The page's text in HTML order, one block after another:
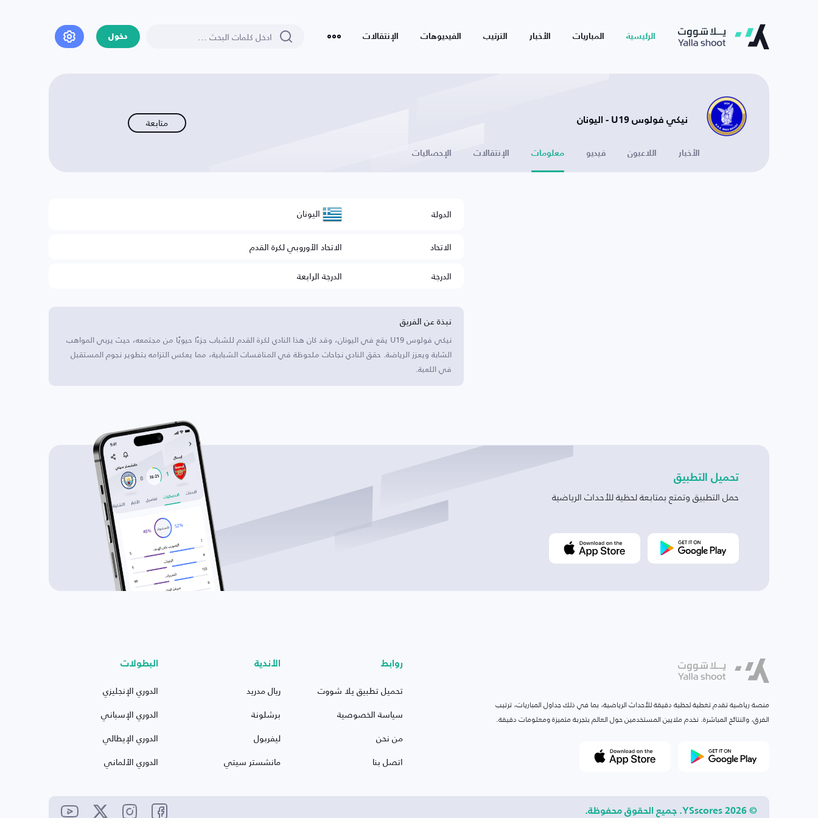
الرئيسية المباريات الأخبار الترتيب الفيديوهات الإنتقالات دخول
نيكي فولوس U19 - اليونان متابعة
الأخبار اللاعبون فيديو معلومات الإنتقالات الإحصائيات
الدولة اليونان
الاتحاد
الاتحاد الأوروبي لكرة القدم
الدرجة
الدرجة الرابعة
نبذة عن الفريق
نيكي فولوس U19 يقع في اليونان، وقد كان هذا النادي لكرة القدم للشباب جزءًا حيويًا من مجتمعه، حيث يربي المواهب
الشابة ويعزز الرياضة. حقق النادي نجاحات ملحوظة في المنافسات الشبابية، مما يعكس التزامه بتطوير نجوم المستقبل
في اللعبة.
تحميل التطبيق
حمل التطبيق وتمتع بمتابعة لحظية للأحداث الرياضية
منصة رياضية تقدم تغطية لحظية دقيقة للأحداث الرياضية، بما في ذلك جداول المباريات، ترتيب
الفرق، والنتائج المباشرة. نخدم ملايين المستخدمين حول العالم بتجربة متميزة ومعلومات دقيقة.
روابط
تحميل تطبيق يلا شووت
سياسة الخصوصية
من نحن
اتصل بنا
الأندية
ريال مدريد
برشلونة
ليفربول
مانشستر سيتي
البطولات
الدوري الإنجليزي
الدوري الإسباني
الدوري الإيطالي
الدوري الألماني
© 2026 YSscores. جميع الحقوق محفوظة.